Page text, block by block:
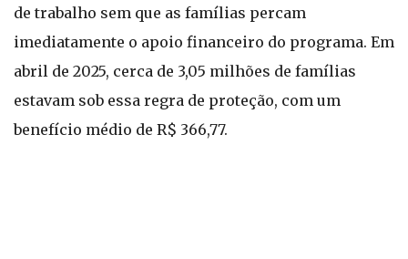
de trabalho sem que as famílias percam
imediatamente o apoio financeiro do programa. Em
abril de 2025, cerca de 3,05 milhões de famílias
estavam sob essa regra de proteção, com um
benefício médio de R$ 366,77.